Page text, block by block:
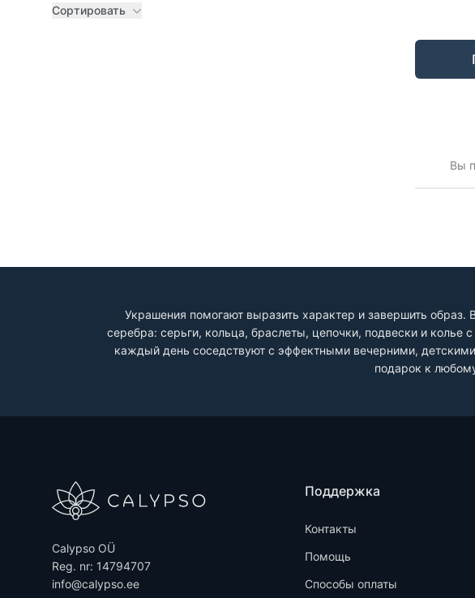
Украшения помогают выразить характер и завершить
серебра: серьги, кольца, браслеты, цепочки, подвески и
каждый день соседствуют с эффектными вечерними,
подарок к
Сортировать
Вы
Calypso OÜ
Reg. nr: 14794707
info@calypso.ee
Поддержка
Контакты
Помощь
Способы оплаты